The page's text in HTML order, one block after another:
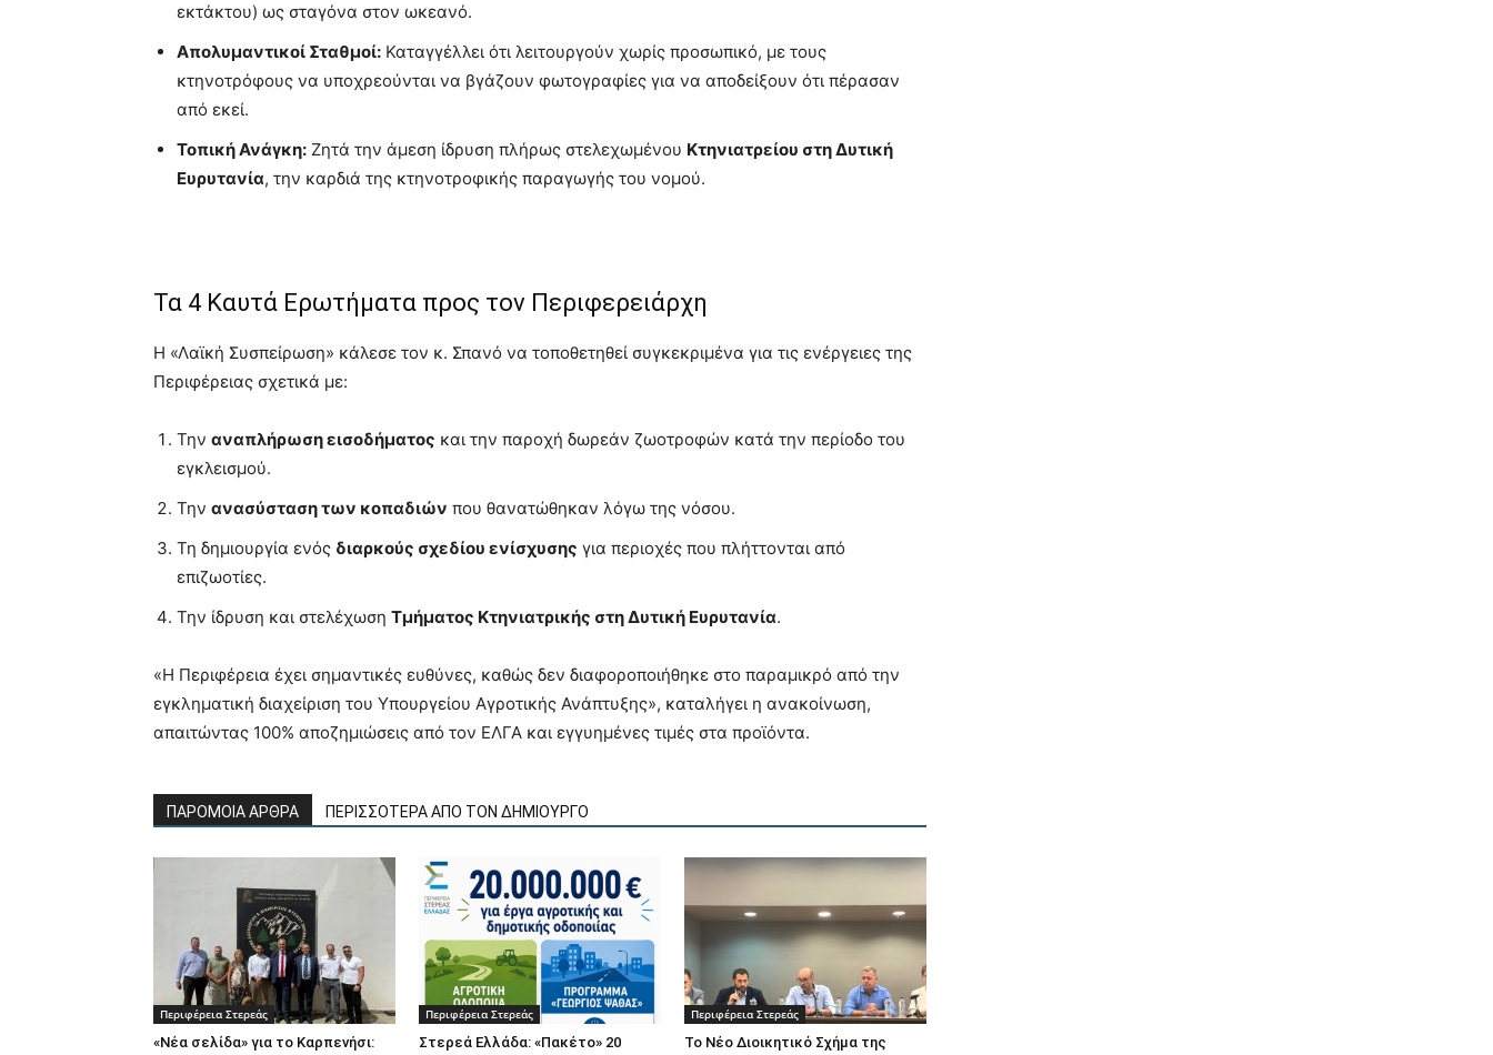
εκτάκτου) ως σταγόνα στον ωκεανό.
Απολυμαντικοί Σταθμοί: Καταγγέλλει ότι λειτουργούν χωρίς προσωπικό, με τους
κτηνοτρόφους να υποχρεούνται να βγάζουν φωτογραφίες για να αποδείξουν ότι πέρασαν
από εκεί.
Τοπική Ανάγκη: Ζητά την άμεση ίδρυση πλήρως στελεχωμένου Κτηνιατρείου στη Δυτική
Ευρυτανία, την καρδιά της κτηνοτροφικής παραγωγής του νομού.
Τα 4 Καυτά Ερωτήματα προς τον Περιφερειάρχη
Η «Λαϊκή Συσπείρωση» κάλεσε τον κ. Σπανό να τοποθετηθεί συγκεκριμένα για τις ενέργειες της
Περιφέρειας σχετικά με:
Την αναπλήρωση εισοδήματος και την παροχή δωρεάν ζωοτροφών κατά την περίοδο του
εγκλεισμού.
Την ανασύσταση των κοπαδιών που θανατώθηκαν λόγω της νόσου.
Τη δημιουργία ενός διαρκούς σχεδίου ενίσχυσης για περιοχές που πλήττονται από
επιζωοτίες.
Την ίδρυση και στελέχωση Τμήματος Κτηνιατρικής στη Δυτική Ευρυτανία.
«Η Περιφέρεια έχει σημαντικές ευθύνες, καθώς δεν διαφοροποιήθηκε στο παραμικρό από την
εγκληματική διαχείριση του Υπουργείου Αγροτικής Ανάπτυξης», καταλήγει η ανακοίνωση,
απαιτώντας 100% αποζημιώσεις από τον ΕΛΓΑ και εγγυημένες τιμές στα προϊόντα.
ΠΑΡΟΜΟΙΑ ΑΡΘΡΑ ΠΕΡΙΣΣΟΤΕΡΑ ΑΠΟ ΤΟΝ ΔΗΜΙΟΥΡΓΟ
Περιφέρεια Στερεάς
«Νέα σελίδα» για το Καρπενήσι:
Περιφέρεια Στερεάς
Στερεά Ελλάδα: «Πακέτο» 20
Περιφέρεια Στερεάς
Το Νέο Διοικητικό Σχήμα της